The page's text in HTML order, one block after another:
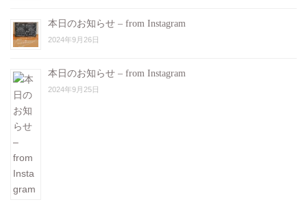
本日のお知らせ – from Instagram
2024年9月26日
本日のお知らせ – from Instagram
2024年9月25日